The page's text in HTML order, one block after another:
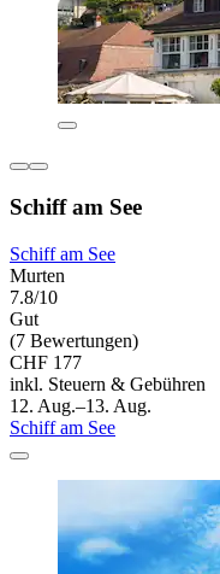
Schiff am See
Schiff am See
Murten
7.8/10
Gut
(7 Bewertungen)
CHF 177
inkl. Steuern & Gebühren
12. Aug.–13. Aug.
Schiff am See